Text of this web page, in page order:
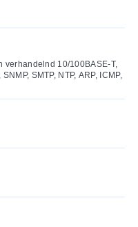
verhandelnd 10/100BASE-T,